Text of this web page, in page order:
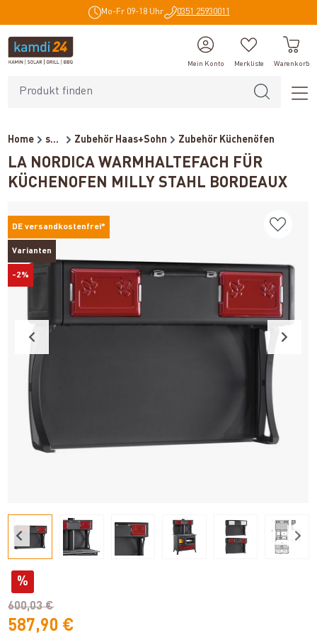
Mo-Fr 09-18 Uhr 0351 25930011
Mein Konto Merkliste Warenkorb
Home sonstiges Zubehör Zubehör Haas+Sohn Zubehör Küchenöfen
LA NORDICA WARMHALTEFACH FÜR
KÜCHENOFEN MILLY STAHL BORDEAUX
DE versandkostenfrei*
Varianten
-2%
%
600,03 €
587,90 €